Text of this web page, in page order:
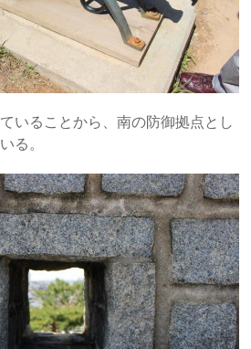
いることから、南の防御拠点とし
る。